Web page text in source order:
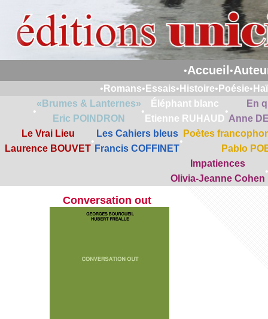
•Accueil •
• Romans• Essais• Histoire• Poésie•
•
«Brumes & Lanternes»
Eric POINDRON
•
Éléphant blanc
Etienne RUHAUD
•
En
Anne
Le Vrai Lieu
Laurence BOUVET
•
Les Cahiers bleus
Francis COFFINET
•
Poètes
Pablo
Impatiences
Olivia-Jeanne Cohen
•
Conversation out